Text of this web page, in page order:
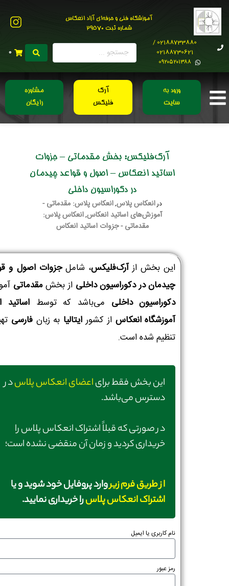
آموزشگاه فنی و حرفه‌ای آزاد انعکاس
شماره ثبت 29570
02188733880 /
02188730621
0۹۲۰۵۲۰۱۳۸۸
0
ورود به
سایت
آرک
فلیکس
مشاوره
رایگان
آرک‌فلیکس: بخش مقدماتی – جزوات
اساتید انعکاس – اصول و قواعد چیدمان
در دکوراسیون داخلی
درانعکاس پلاس,انعکاس پلاس: مقدماتی -
آموزش‌های اساتید انعکاس,انعکاس پلاس:
مقدماتی - جزوات اساتید انعکاس
این بخش ازآرک‌فلیکس، شاملجزوات اصول و
چیدمان در دکوراسیون داخلی از بخشمقدماتی
دکوراسیون داخلی می‌باشد که توسط اساتید
آموزشگاه انعکاس از کشور ایتالیا به زبانفارسی
تنظیم شده است.
این بخش فقط برایاعضای انعکاس پلاسدر
دسترس می‌باشد.
در صورتی‌ که قبلاً اشتراک انعکاس پلاس را
خریداری کردید و زمان آن منقضی نشده است؛
از طریق فرم زیروارد پروفایل خود شوید و یا
اشتراک انعکاس پلاسرا خریداری نمایید.
نام کاربری یا ایمیل
رمز عبور